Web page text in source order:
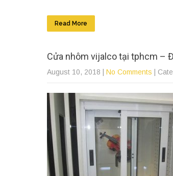
Read More
Cửa nhôm vijalco tại tphcm –
August 10, 2018 No Comments |